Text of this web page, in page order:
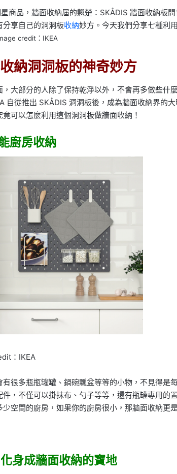
商品，牆面收納屆的翹楚：SKÅDIS 牆面收納板
分享自己的洞洞板收納妙方。今天我們分享七種利
credit：IKEA
納洞洞板的神奇妙方
，大部分的人除了保持乾淨以外，不會再多做些什
自從推出 SKÅDIS 洞洞板後，成為牆面收納界的
竟可以怎麼利用這個洞洞板做牆面收納！
廚房收納
：IKEA
有很多瓶瓶罐罐、鍋碗瓢盆等等的小物，不見得是
件，不僅可以掛抹布、勺子等等，還有瓶罐專用的
少空間的廚房，如果你的廚房很小，那牆面收納更
身成牆面收納的寶地